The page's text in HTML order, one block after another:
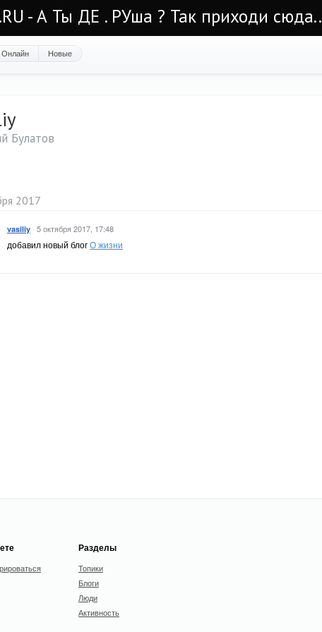
- А Ты ДЕ . РУша ? Так приходи сюда..
Онлайн Новые
Булатов
2017
vasiliy · 5 октября 2017, 17:48
добавил новый блогО жизни
Разделы
Топики
Блоги
Люди
Активность